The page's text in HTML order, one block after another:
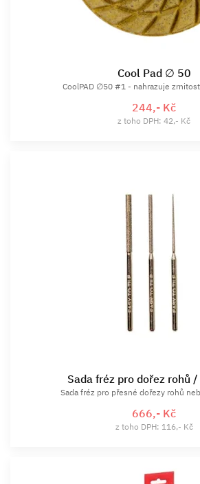
Cool Pad ∅ 50
CoolPAD ∅50 #1 - nahrazuje
244,- Kč
z toho DPH: 42,- Kč
Sada fréz pro dořez rohů
Sada fréz pro přesné dořezy rohů
666,- Kč
z toho DPH: 116,- Kč